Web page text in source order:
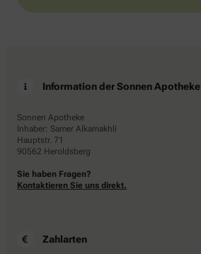
Information der Sonnen Apotheke
Sonnen Apotheke
Inhaber: Samer Alkamakhli
Hauptstr. 71
90562 Heroldsberg
Sie haben Fragen?
Kontaktieren Sie uns direkt.
Zahlarten